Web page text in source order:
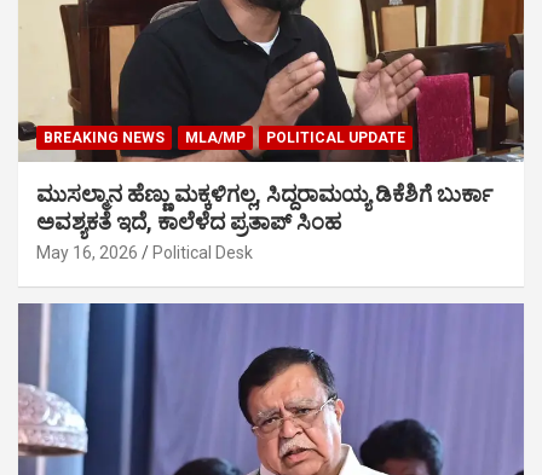
BREAKING NEWS MLA/MP POLITICAL UPDATE
ಮುಸಲ್ಮಾನ ಹೆಣ್ಣು ಮಕ್ಕಳಿಗಲ್ಲ, ಸಿದ್ದರಾಮಯ್ಯ ಡಿಕೆಶಿಗೆ ಬುರ್ಕಾ
ಅವಶ್ಯಕತೆ ಇದೆ, ಕಾಲೆಳೆದ ಪ್ರತಾಪ್ ಸಿಂಹ
May 16, 2026 Political Desk